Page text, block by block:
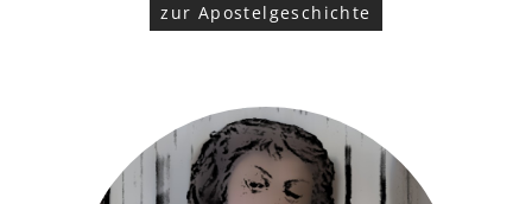
zur Apostelgeschichte